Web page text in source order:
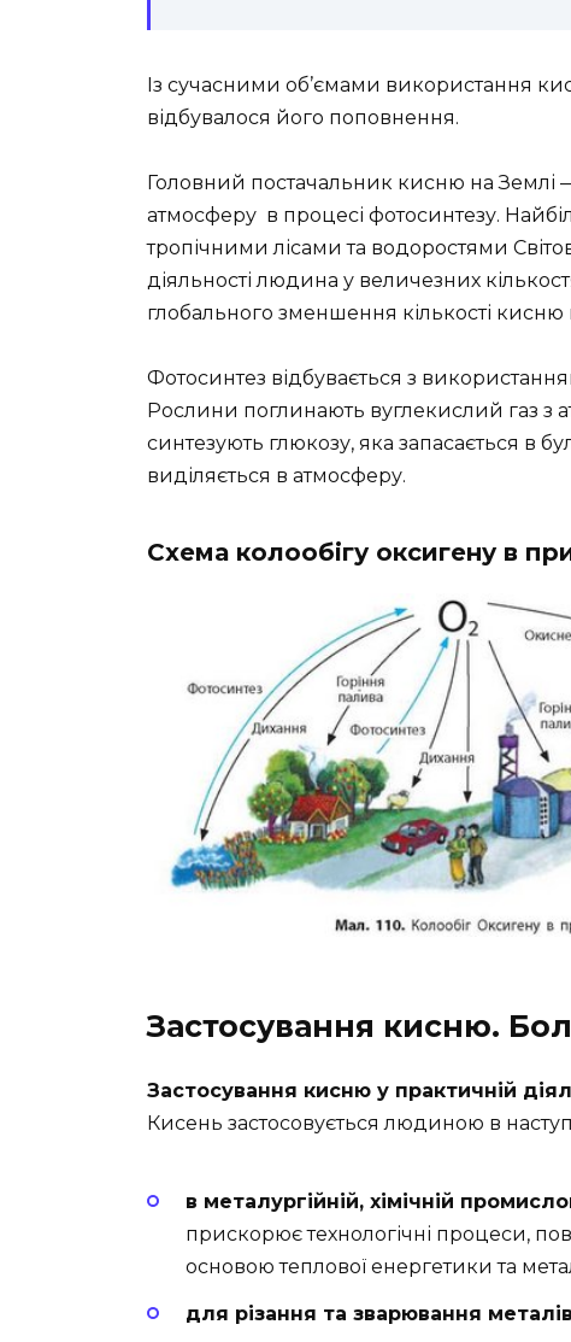
Із сучасними об’ємами використання
відбувалося його поповнення.
Головний постачальник кисню на
атмосферу в процесі фотосинтезу.
тропічними лісами та водоростями
діяльності людина у величезних
глобального зменшення кількості кисню
Фотосинтез відбувається з
Рослини поглинають вуглекислий газ з
синтезують глюкозу, яка запасається в
виділяється в атмосферу.
Схема колообігу оксигену в
Застосування кисню.
Застосування кисню у практичній
Кисень застосовується людиною в
в металургійній, хімічній
прискорює технологічні процеси,
основою теплової енергетики та
для різання та зварювання